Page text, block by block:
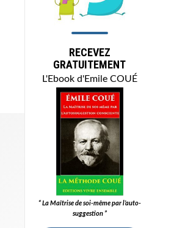
RECEVEZ
GRATUITEMENT
L'Ebook d'Emile COUÉ
“ La Maîtrise de soi-même par l’auto-
suggestion ”